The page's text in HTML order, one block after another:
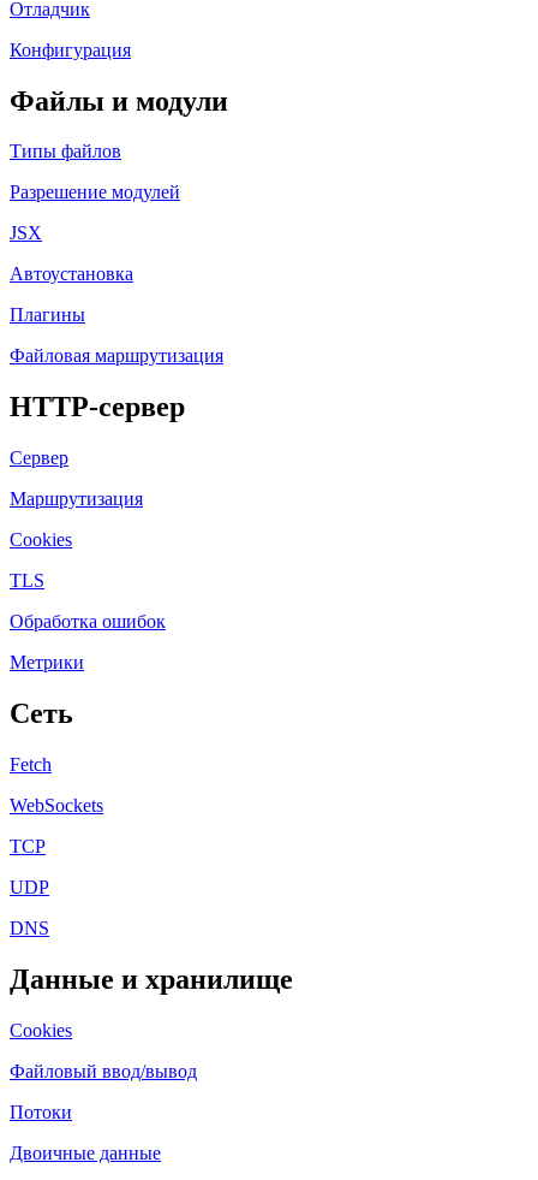
Отладчик
Конфигурация
Файлы и модули
Типы файлов
Разрешение модулей
JSX
Автоустановка
Плагины
Файловая маршрутизация
HTTP-сервер
Сервер
Маршрутизация
Cookies
TLS
Обработка ошибок
Метрики
Сеть
Fetch
WebSockets
TCP
UDP
DNS
Данные и хранилище
Cookies
Файловый ввод/вывод
Потоки
Двоичные данные